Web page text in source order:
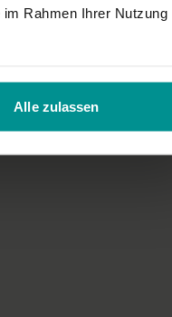
Rahmen Ihrer Nutzung
Alle zulassen
wird.